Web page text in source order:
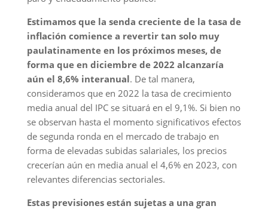
Estimamos que la senda creciente de la tasa de
inflación comience a revertir tan solo muy
paulatinamente en los próximos meses, de
forma que en diciembre de 2022 alcanzaría
aún el 8,6% interanual. De tal manera,
consideramos que en 2022 la tasa de crecimiento
media anual del IPC se situará en el 9,1%. Si bien no
se observan hasta el momento significativos efectos
de segunda ronda en el mercado de trabajo en
forma de elevadas subidas salariales, los precios
crecerían aún en media anual el 4,6% en 2023, con
relevantes diferencias sectoriales.
Estas previsiones están sujetas a una gran